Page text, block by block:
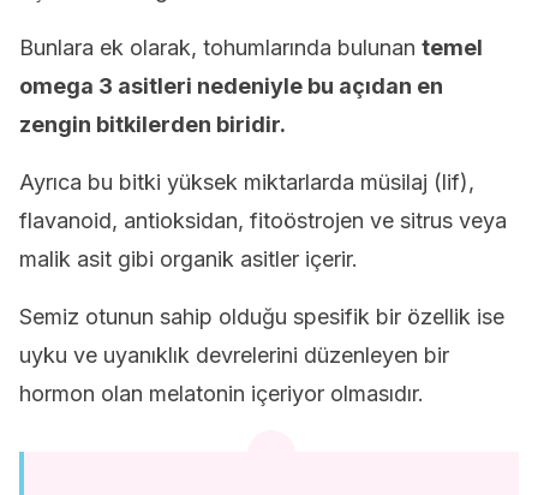
Bunlara ek olarak, tohumlarında bulunan temel
omega 3 asitleri nedeniyle bu açıdan en
zengin bitkilerden biridir.
Ayrıca bu bitki yüksek miktarlarda müsilaj (lif),
flavanoid, antioksidan, fitoöstrojen ve sitrus veya
malik asit gibi organik asitler içerir.
Semiz otunun sahip olduğu spesifik bir özellik ise
uyku ve uyanıklık devrelerini düzenleyen bir
hormon olan melatonin içeriyor olmasıdır.